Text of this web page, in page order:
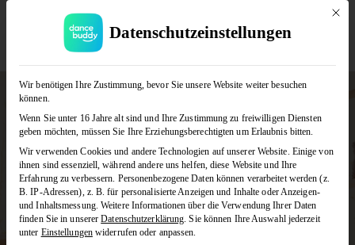
Alle Tanzkurse im
Überblick!
Mit
Datenschutzeinstellungen
Wir benötigen Ihre Zustimmung, bevor Sie unsere Website weiter besuchen
können.
Wenn Sie unter 16 Jahre alt sind und Ihre Zustimmung zu freiwilligen Diensten
geben möchten, müssen Sie Ihre Erziehungsberechtigten um Erlaubnis bitten.
Wir verwenden Cookies und andere Technologien auf unserer Website. Einige von
ihnen sind essenziell, während andere uns helfen, diese Website und Ihre
Erfahrung zu verbessern. Personenbezogene Daten können verarbeitet werden (z.
B. IP-Adressen), z. B. für personalisierte Anzeigen und Inhalte oder Anzeigen-
und Inhaltsmessung. Weitere Informationen über die Verwendung Ihrer Daten
finden Sie in unsererDatenschutzerklärung. Sie können Ihre Auswahl jederzeit
unter Einstellungenwiderrufen oder anpassen.